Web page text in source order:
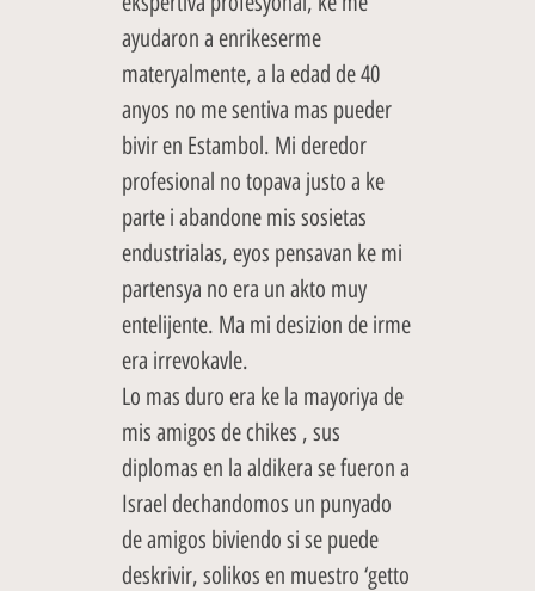
ayudaron a enrikeserme
materyalmente, a la edad de 40
anyos no me sentiva mas pueder
bivir en Estambol. Mi deredor
profesional no topava justo a ke
parte i abandone mis sosietas
endustrialas, eyos pensavan ke mi
partensya no era un akto muy
entelijente. Ma mi desizion de irme
era irrevokavle.
Lo mas duro era ke la mayoriya de
mis amigos de chikes , sus
diplomas en la aldikera se fueron a
Israel dechandomos un punyado
de amigos biviendo si se puede
deskrivir, solikos en muestro ‘getto